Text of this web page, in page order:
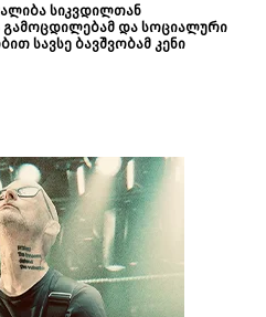
სიკვდილთან
და სოციალური
სავსე ბავშვობამ კენი